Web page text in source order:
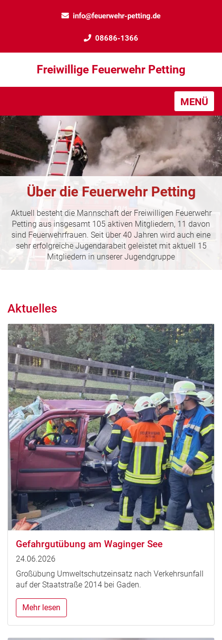
info@feuerwehr-petting.de
08686-1366
Freiwillige Feuerwehr Petting
MENÜ
Über die Feuerwehr Petting
Aktuell besteht die Mannschaft der Freiwilligen Feuerwehr
Petting aus insgesamt 105 aktiven Mitgliedern, 11 davon
sind Feuerwehrfrauen. Seit über 40 Jahren wird auch eine
sehr erfolgreiche Jugendarabeit geleistet mit aktuell 15
Mitgliedern in unserer Jugendgruppe
Aktuelles
Gefahrgutübung am Waginger See
24.06.2026
Großübung Umweltschutzeinsatz nach Verkehrsunfall
auf der Staatstraße 2014 bei Gaden.
Mehr lesen